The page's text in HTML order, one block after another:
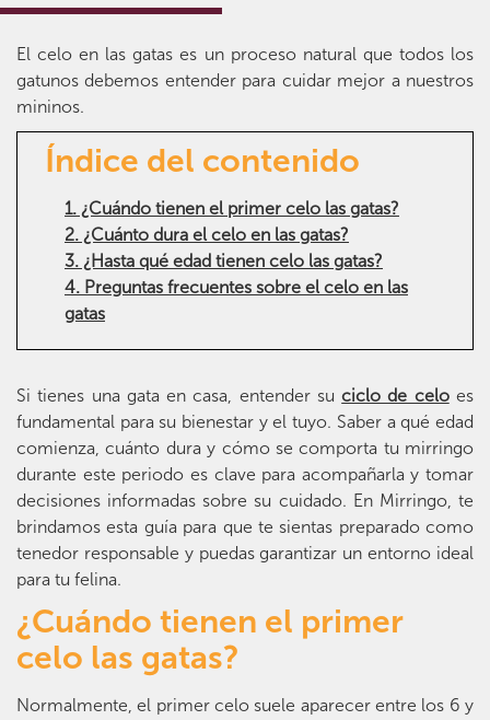
El celo en las gatas es un proceso natural que todos los
gatunos debemos entender para cuidar mejor a nuestros
mininos.
Índice del contenido
1. ¿Cuándo tienen el primer celo las gatas?
2. ¿Cuánto dura el celo en las gatas?
3. ¿Hasta qué edad tienen celo las gatas?
4. Preguntas frecuentes sobre el celo en las
gatas
Si tienes una gata en casa, entender suciclo de celoes
fundamental para su bienestar y el tuyo. Saber a qué edad
comienza, cuánto dura y cómo se comporta tu mirringo
durante este periodo es clave para acompañarla y tomar
decisiones informadas sobre su cuidado. En Mirringo, te
brindamos esta guía para que te sientas preparado como
tenedor responsable y puedas garantizar un entorno ideal
para tu felina.
¿Cuándo tienen el primer
celo las gatas?
Normalmente, el primer celo suele aparecer entre los 6 y